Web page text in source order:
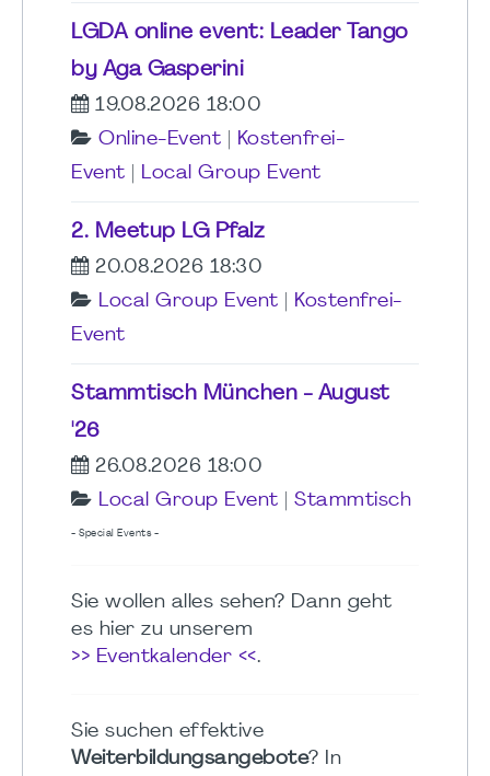
LGDA online event: Leader Tango
by Aga Gasperini
19.08.2026 18:00
Online-Event
Kostenfrei-
Event
Local Group Event
2. Meetup LG Pfalz
20.08.2026 18:30
Local Group Event
Kostenfrei-
Event
Stammtisch München - August
'26
26.08.2026 18:00
Local Group Event
Stammtisch
- Special Events -
Sie wollen alles sehen? Dann geht
es hier zu unserem
>> Eventkalender <<.
Sie suchen effektive
Weiterbildungsangebote? In